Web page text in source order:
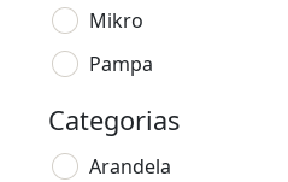
Mikro
Pampa
Categorias
Arandela